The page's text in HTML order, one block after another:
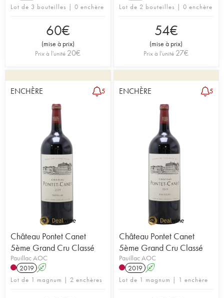
Lot de 3 bouteilles | 0 enchère
60€
(mise à prix)
Prix à l'unité 20€
Lot de 2 bouteilles | 0 enchère
54€
(mise à prix)
Prix à l'unité 27€
ENCHÈRE 5
Château Pontet Canet
5ème Grand Cru Classé
Pauillac AOC
2019 A
Lot de 1 magnum | 2 enchères
ENCHÈRE 5
Château Pontet Canet
5ème Grand Cru Classé
Pauillac AOC
2019 A
Lot de 1 magnum | 1 enchère